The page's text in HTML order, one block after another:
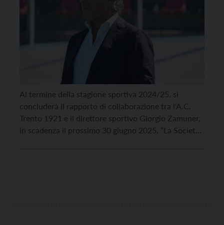
Al termine della stagione sportiva 2024/25, si
concluderà il rapporto di collaborazione tra l’A.C.
Trento 1921 e il direttore sportivo Giorgio Zamuner,
in scadenza il prossimo 30 giugno 2025. “La Società